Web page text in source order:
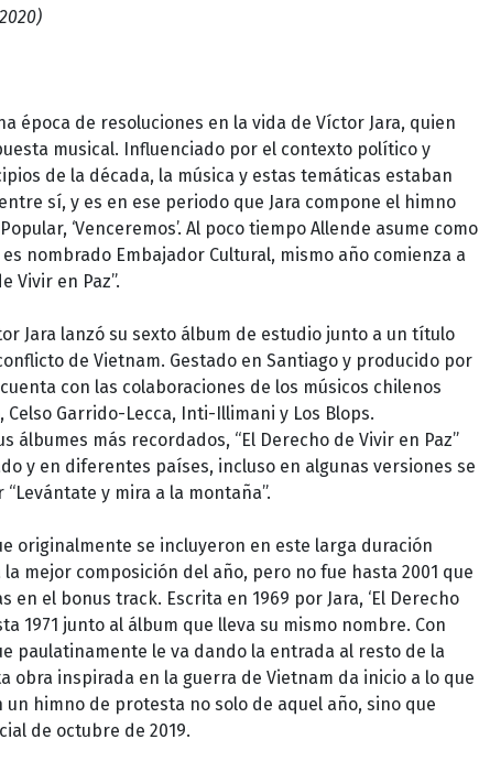
época de resoluciones en la vida de Víctor Jara, quien
musical. Influenciado por el contexto político y
de la década, la música y estas temáticas estaban
sí, y es en ese periodo que Jara compone el himno
‘Venceremos’. Al poco tiempo Allende asume como
nombrado Embajador Cultural, mismo año comienza a
Vivir en Paz”.
Jara lanzó su sexto álbum de estudio junto a un título
de Vietnam. Gestado en Santiago y producido por
con las colaboraciones de los músicos chilenos
Celso Garrido-Lecca, Inti-Illimani y Los Blops.
álbumes más recordados, “El Derecho de Vivir en Paz”
y en diferentes países, incluso en algunas versiones se
y mira a la montaña”.
originalmente se incluyeron en este larga duración
mejor composición del año, pero no fue hasta 2001 que
en el bonus track. Escrita en 1969 por Jara, ‘El Derecho
1971 junto al álbum que lleva su mismo nombre. Con
paulatinamente le va dando la entrada al resto de la
obra inspirada en la guerra de Vietnam da inicio a lo que
himno de protesta no solo de aquel año, sino que
de octubre de 2019.